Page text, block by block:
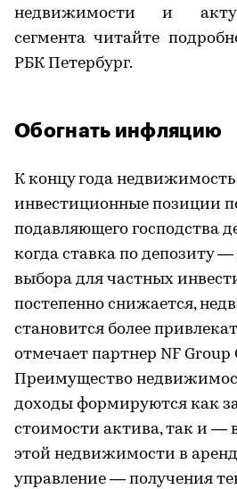
недвижимости и
сегмента читайте
РБК Петербург.
Обогнать инфляцию
К концу года
инвестиционные позиции
подавляющего господства
когда ставка по депозиту —
выбора для частных
постепенно снижается,
становится более
отмечает партнер NF
Преимущество
доходы формируются как
стоимости актива, так и —
этой недвижимости в
управление — получения